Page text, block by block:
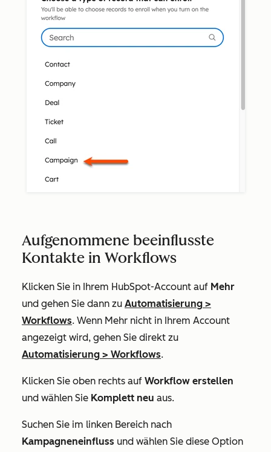
Aufgenommene beeinflusste
Kontakte in Workflows
Klicken Sie in Ihrem HubSpot-Account auf Mehr
und gehen Sie dann zu Automatisierung >
Workflows. Wenn Mehr nicht in Ihrem Account
angezeigt wird, gehen Sie direkt zu
Automatisierung > Workflows.
Klicken Sie oben rechts auf Workflow erstellen
und wählen Sie Komplett neu aus.
Suchen Sie im linken Bereich nach
Kampagneneinfluss und wählen Sie diese Option